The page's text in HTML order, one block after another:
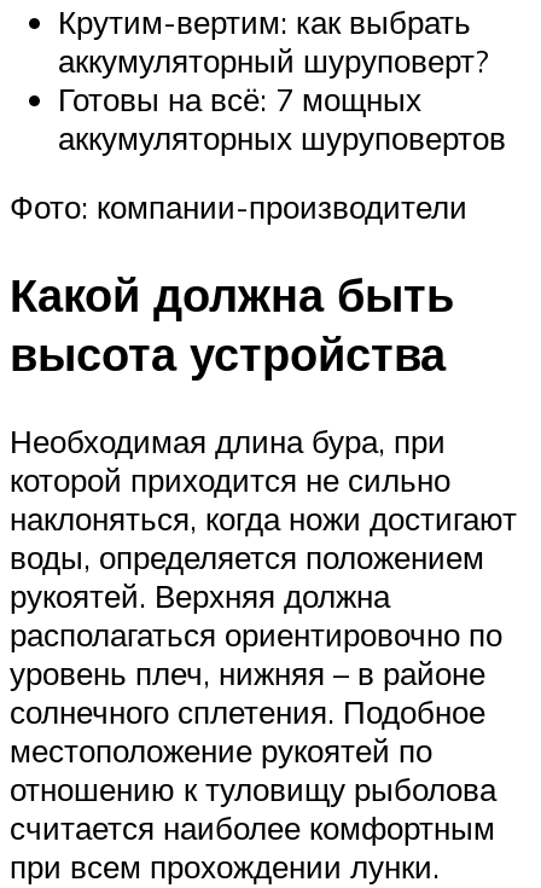
Крутим-вертим: как выбрать
аккумуляторный шуруповерт?
Готовы на всё: 7 мощных
аккумуляторных шуруповертов
Фото: компании-производители
Какой должна быть
высота устройства
Необходимая длина бура, при
которой приходится не сильно
наклоняться, когда ножи достигают
воды, определяется положением
рукоятей. Верхняя должна
располагаться ориентировочно по
уровень плеч, нижняя – в районе
солнечного сплетения. Подобное
местоположение рукоятей по
отношению к туловищу рыболова
считается наиболее комфортным
при всем прохождении лунки.